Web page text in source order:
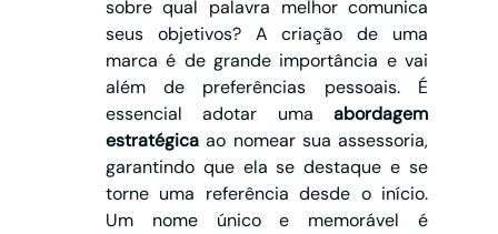
sobre qual palavra melhor comunica
seus objetivos? A criação de uma
marca é de grande importância e vai
além de preferências pessoais. É
essencial adotar uma abordagem
estratégica ao nomear sua assessoria,
garantindo que ela se destaque e se
torne uma referência desde o início.
Um nome único e memorável é